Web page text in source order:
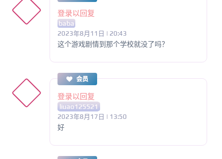
登录以回复
baba
2023年8月11日 | 20:43
这个游戏剧情到那个学校就没了吗？
会员
登录以回复
liuao125521
2023年8月17日 | 13:50
好